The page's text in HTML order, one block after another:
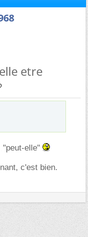
etre
"peut-elle"
c'est bien.